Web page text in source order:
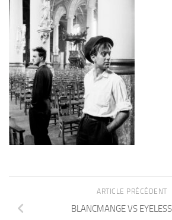
ARTICLE PRÉCÉDENT
BLANCMANGE VS